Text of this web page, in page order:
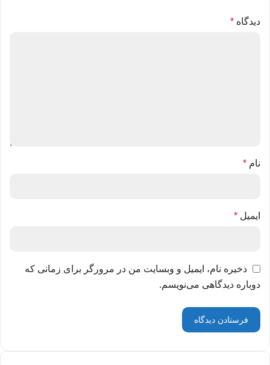
دیدگاه *
نام *
ایمیل *
ذخیره نام، ایمیل و وبسایت من در مرورگر برای زمانی که
دوباره دیدگاهی می‌نویسم.